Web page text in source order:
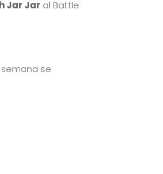
Jar Jar al Battle
se